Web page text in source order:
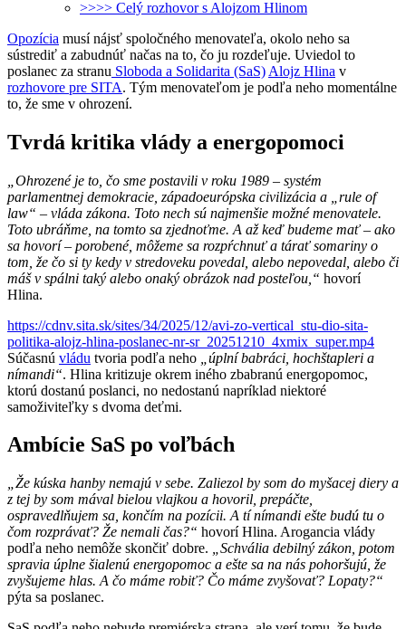
>>>> Celý rozhovor s Alojzom Hlinom
Opozícia musí nájsť spoločného menovateľa, okolo neho sa
sústrediť a zabudnúť načas na to, čo ju rozdeľuje. Uviedol to
poslanec za stranu Sloboda a Solidarita (SaS) Alojz Hlina v
rozhovore pre SITA. Tým menovateľom je podľa neho momentálne
to, že sme v ohrození.
Tvrdá kritika vlády a energopomoci
„Ohrozené je to, čo sme postavili v roku 1989 – systém
parlamentnej demokracie, západoeurópska civilizácia a „rule of
law“ – vláda zákona. Toto nech sú najmenšie možné menovatele.
Toto ubráňme, na tomto sa zjednoťme. A až keď budeme mať – ako
sa hovorí – porobené, môžeme sa rozpŕchnuť a tárať somariny o
tom, že čo si ty kedy v stredoveku povedal, alebo nepovedal, alebo či
máš v spálni taký alebo onaký obrázok nad posteľou,“ hovorí
Hlina.
https://cdnv.sita.sk/sites/34/2025/12/avi-zo-vertical_stu-dio-sita-
politika-alojz-hlina-poslanec-nr-sr_20251210_4xmix_super.mp4
Súčasnú vládu tvoria podľa neho
„úplní babráci, hochštapleri a
nímandi“. Hlina kritizuje okrem iného zbabranú energopomoc,
ktorú dostanú poslanci, no nedostanú napríklad niektoré
samoživiteľky s dvoma deťmi.
Ambície SaS po voľbách
„Že kúska hanby nemajú v sebe. Zaliezol by som do myšacej diery a
z tej by som mával bielou vlajkou a hovoril, prepáčte,
ospravedlňujem sa, končím na pozícii. A tí nímandi ešte budú tu o
čom rozprávať? Že nemali čas?“ hovorí Hlina. Arogancia vlády
podľa neho nemôže skončiť dobre.
„Schvália debilný zákon, potom
spravia úplne šialenú energopomoc a ešte sa na nás pohoršujú, že
zvyšujeme hlas. A čo máme robiť? Čo máme zvyšovať? Lopaty?“
pýta sa poslanec.